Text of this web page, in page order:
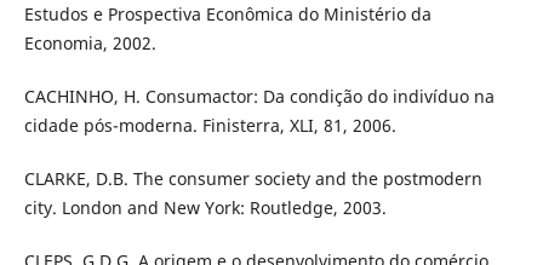
Estudos e Prospectiva Econômica do Ministério da
Economia, 2002.
CACHINHO, H. Consumactor: Da condição do indivíduo na
cidade pós-moderna. Finisterra, XLI, 81, 2006.
CLARKE, D.B. The consumer society and the postmodern
city. London and New York: Routledge, 2003.